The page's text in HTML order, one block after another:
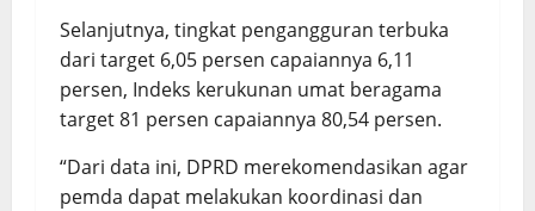
Selanjutnya, tingkat pengangguran terbuka
dari target 6,05 persen capaiannya 6,11
persen, Indeks kerukunan umat beragama
target 81 persen capaiannya 80,54 persen.
“Dari data ini, DPRD merekomendasikan agar
pemda dapat melakukan koordinasi dan